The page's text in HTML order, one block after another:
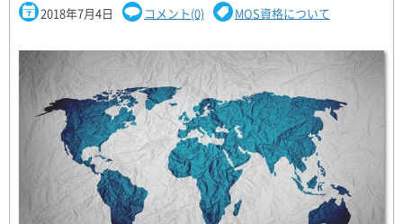
2018年7月4日 コメント(0) MOS資格について